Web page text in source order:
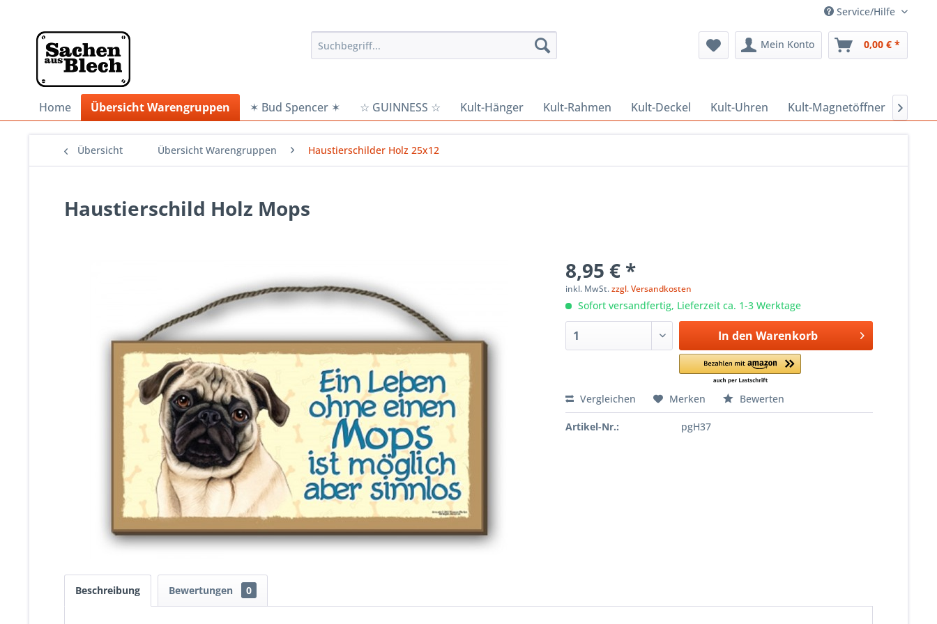
Service/Hilfe
Mein Konto 0,00 € *
Home Übersicht Warengruppen ✶ Bud Spencer ✶ ☆ GUINNESS ☆ Kult-Hänger Kult-Rahmen Kult-Deckel Kult-Uhren Kult-Magnetöffner 
Übersicht Übersicht Warengruppen Haustierschilder Holz 25x12
Haustierschild Holz Mops
8,95 € *
inkl. MwSt.zzgl. Versandkosten
Sofort versandfertig, Lieferzeit ca. 1-3 Werktage
In den Warenkorb
Vergleichen Merken Bewerten
Artikel-Nr.: pgH37
Beschreibung Bewertungen 0